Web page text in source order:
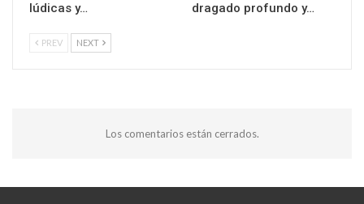
lúdicas y…
dragado profundo y…
PREV NEXT
Los comentarios están cerrados.